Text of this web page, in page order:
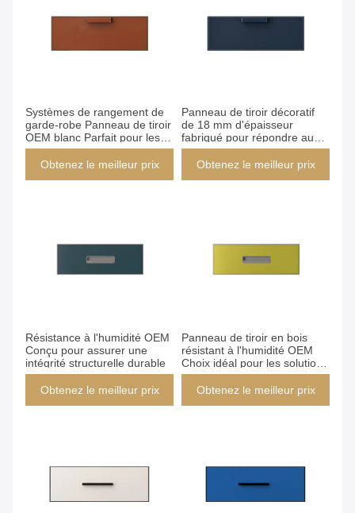
Systèmes de rangement de
garde-robe Panneau de tiroir
OEM blanc Parfait pour les
solutions de stockage
personnalisées dans les
Obtenez le meilleur prix
Panneau de tiroir décoratif
de 18 mm d'épaisseur
fabriqué pour répondre aux
exigences des architectes
d'intérieur et des
Obtenez le meilleur prix
Résistance à l'humidité OEM
Conçu pour assurer une
intégrité structurelle durable
Obtenez le meilleur prix
Panneau de tiroir en bois
résistant à l'humidité OEM
Choix idéal pour les solutions
de tiroir personnalisées et les
applications d'assemblage de
Obtenez le meilleur prix